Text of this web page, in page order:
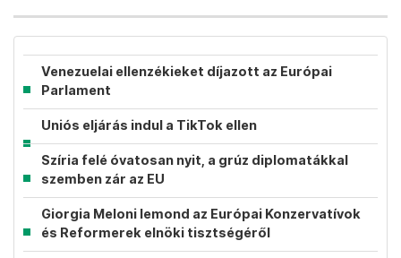
Venezuelai ellenzékieket díjazott az Európai
Parlament
Uniós eljárás indul a TikTok ellen
Szíria felé óvatosan nyit, a grúz diplomatákkal
szemben zár az EU
Giorgia Meloni lemond az Európai Konzervatívok
és Reformerek elnöki tisztségéről